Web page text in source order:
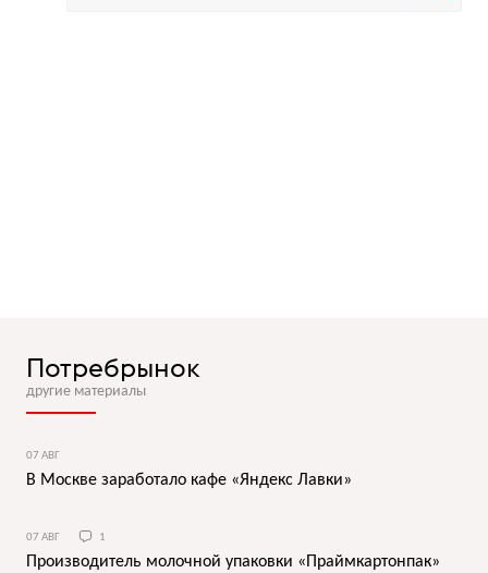
Потребрынок
другие материалы
07 АВГ
В Москве заработало кафе «Яндекс Лавки»
07 АВГ 1
Производитель молочной упаковки «Праймкартонпак»